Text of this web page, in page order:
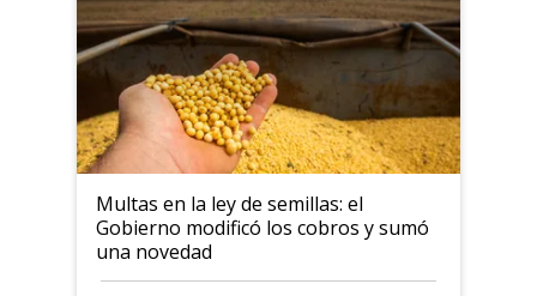
Multas en la ley de semillas: el
Gobierno modificó los cobros y sumó
una novedad